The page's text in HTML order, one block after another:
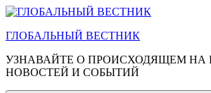
Перейти
содержимому
ГЛОБАЛЬНЫЙ ВЕСТНИК
УЗНАВАЙТЕ О ПРОИСХОДЯЩЕМ НА
НОВОСТЕЙ И СОБЫТИЙ